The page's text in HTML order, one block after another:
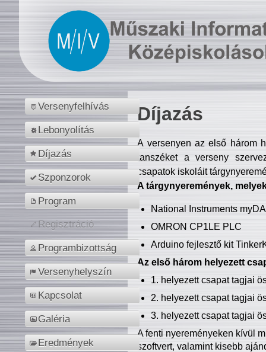
Versenyfelhívás
Lebonyolítás
Díjazás
Szponzorok
Program
Regisztráció
Programbizottság
Versenyhelyszín
Kapcsolat
Galéria
Eredmények
Díjazás
A versenyen az első három
tanszéket a verseny
csapatok iskoláit
A tárgynyeremények,
National Instruments
OMRON CP1LE PLC
Arduino fejlesztő kit
Az első három helyezett
1. helyezett csapat tagjai
2. helyezett csapat tagjai
3. helyezett csapat tagjai
A fenti nyereményeken kívül
szoftvert, valamint kisebb